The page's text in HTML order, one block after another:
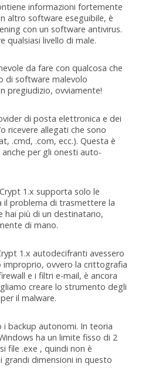
informazioni fortemente
altro software eseguibile, è
con un software antivirus.
qualsiasi livello di male.
da fare con qualcosa che
di software malevolo
pregiudizio, ovviamente!
di posta elettronica e dei
ricevere allegati che sono
.cmd, .com, ecc.). Questa è
per gli onesti auto-
1.x supporta solo le
il problema di trasmettere la
hai più di un destinatario,
di mano.
1.x autodecifranti avessero
improprio, ovvero la crittografia
e i filtri e-mail, è ancora
creare lo strumento degli
il malware.
backup autonomi. In teoria
ha un limite fisso di 2
file .exe , quindi non è
grandi dimensioni in questo